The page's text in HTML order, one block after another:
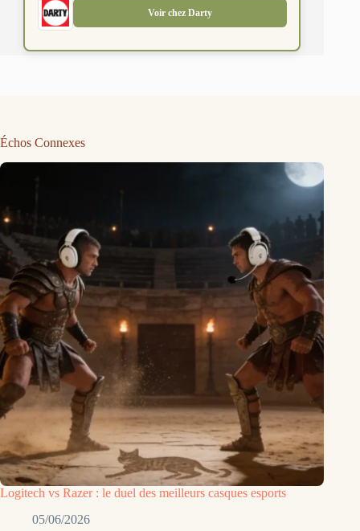
Voir chez Darty
Échos Connexes
Logitech vs Razer : le duel des meilleurs casques esports
05/06/2026